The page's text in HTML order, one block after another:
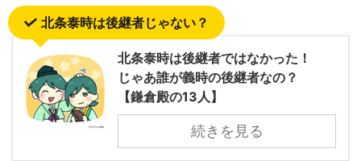
北条泰時は後継者じゃない？
北条泰時は後継者ではなかった！
じゃあ誰が義時の後継者なの？
【鎌倉殿の13人】
続きを見る